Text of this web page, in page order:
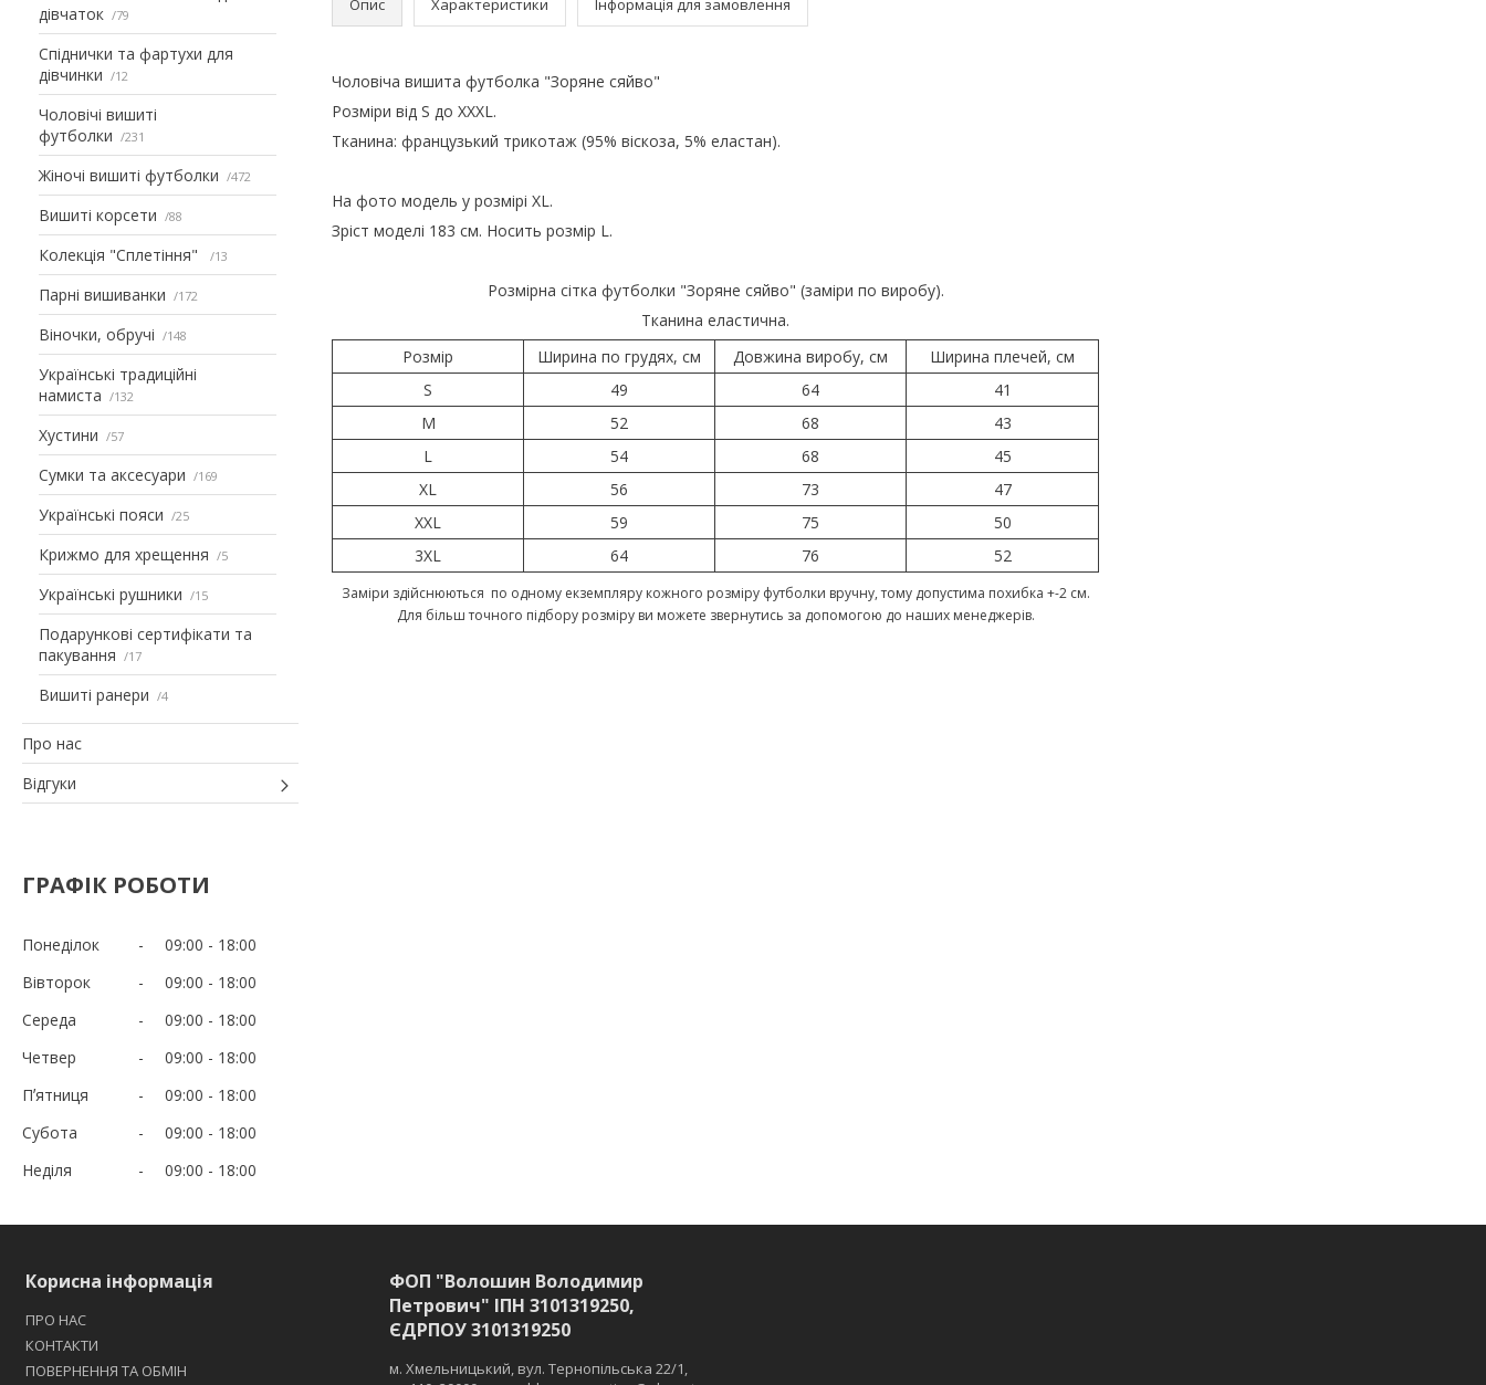
дівчаток
79
Спіднички та фартухи для
дівчинки
12
Чоловічі вишиті
футболки
231
Жіночі вишиті футболки 472
Вишиті корсети 88
Колекція "Сплетіння" 13
Парні вишиванки 172
Віночки, обручі 148
Українські традиційні
намиста
132
Хустини 57
Сумки та аксесуари 169
Українські пояси 25
Крижмо для хрещення 5
Українські рушники 15
Подарункові сертифікати та
пакування
17
Вишиті ранери 4
Про нас
Відгуки
ГРАФІК РОБОТИ
Понеділок 09:00
18:00
Вівторок
09:00
18:00
Середа
09:00
18:00
Четвер
09:00
18:00
Пʼятниця
09:00
18:00
Субота
09:00
18:00
Неділя
09:00 18:00
Опис Характеристики Інформація для замовлення
Чоловіча вишита футболка "Зоряне сяйво"
Розміри від S до XXXL.
Тканина: французький трикотаж (95% віскоза, 5% еластан).
На фото модель у розмірі XL.
Зріст моделі 183 см. Носить розмір L.
Розмірна сітка футболки "Зоряне сяйво" (заміри по виробу).
Тканина еластична.
Розмір
Ширина по грудях, см Довжина виробу, см
Ширина плечей, см
S
49 64
41
M
52 68
43
L
54 68
45
XL
56 73
47
XXL
59 75
50
3XL
64 76 52
Заміри здійснюються по одному екземпляру кожного розміру футболки вручну, тому допустима похибка +-2 см.
Для більш точного підбору розміру ви можете звернутись за допомогою до наших менеджерів.
Корисна інформація
ПРО НАС
КОНТАКТИ
ПОВЕРНЕННЯ ТА ОБМІН
ФОП "Волошин Володимир
Петрович" ІПН 3101319250,
ЄДРПОУ 3101319250
м. Хмельницький, вул. Тернопільська 22/1,